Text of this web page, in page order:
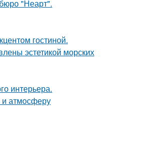
"Неарт".
гостиной.
эстетикой морских
интерьера.
и атмосферу